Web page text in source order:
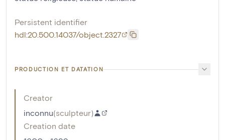
Persistent identifier
hdl:20.500.14037/object.2327
PRODUCTION ET DATATION
Creator
inconnu(sculpteur)
Creation date